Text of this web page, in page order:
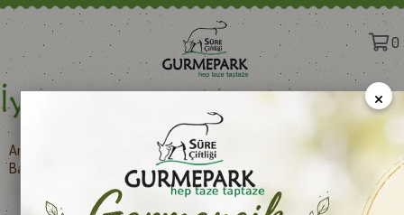
0
Anasayfa > PASTIRMA
Başyazıcı Pastırma Osmanlı Usülü 1000 g e
×